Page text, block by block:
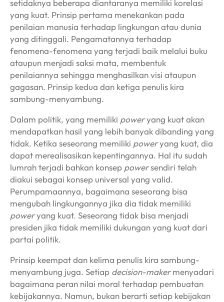
setidaknya beberapa diantaranya memiliki korelasi
yang kuat. Prinsip pertama menekankan pada
penilaian manusia terhadap lingkungan atau dunia
yang ditinggali. Pengamatannya terhadap
fenomena-fenomena yang terjadi baik melalui buku
ataupun menjadi saksi mata, membentuk
penilaiannya sehingga menghasilkan visi ataupun
gagasan. Prinsip kedua dan ketiga penulis kira
sambung-menyambung.
Dalam politik, yang memiliki poweryang kuat akan
mendapatkan hasil yang lebih banyak dibanding yang
tidak. Ketika seseorang memiliki poweryang kuat, dia
dapat merealisasikan kepentingannya. Hal itu sudah
lumrah terjadi bahkan konsep powersendiri telah
diakui sebagai konsep universal yang valid.
Perumpamaannya, bagaimana seseorang bisa
mengubah lingkungannya jika dia tidak memiliki
poweryang kuat. Seseorang tidak bisa menjadi
presiden jika tidak memiliki dukungan yang kuat dari
partai politik.
Prinsip keempat dan kelima penulis kira sambung-
menyambung juga. Setiap decision-makermenyadari
bagaimana peran nilai moral terhadap pembuatan
kebijakannya. Namun, bukan berarti setiap kebijakan